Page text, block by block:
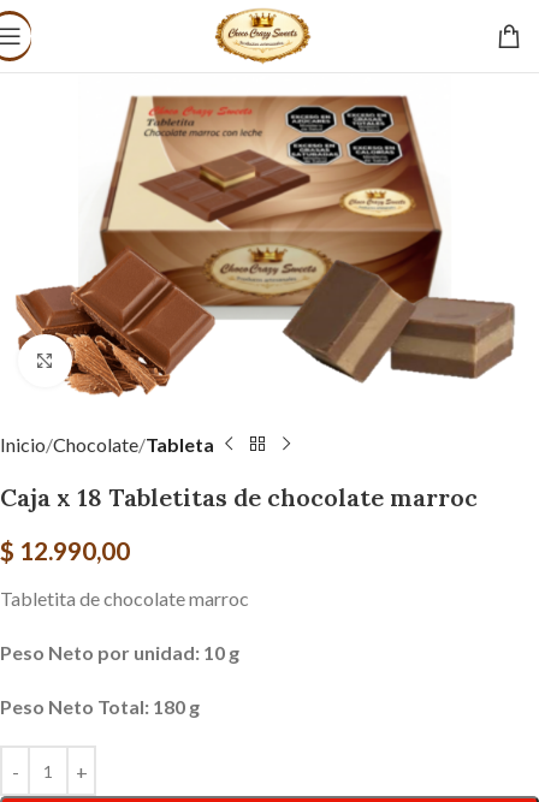
Click to enlarge
Inicio Chocolate Tableta
Caja x 18 Tabletitas de chocolate marroc
$ 12.990,00
Tabletita de chocolate marroc
Peso Neto por unidad: 10 g
Peso Neto Total: 180 g